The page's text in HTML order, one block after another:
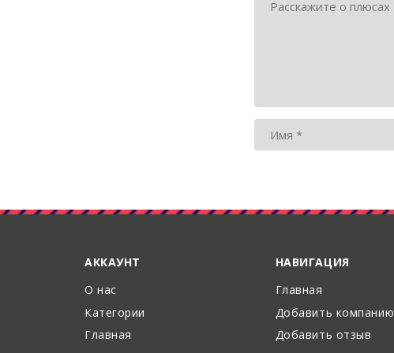
АККАУНТ
О нас
Категории
Главная
НАВИГАЦИЯ
Главная
Добавить компанию
Добавить отзыв